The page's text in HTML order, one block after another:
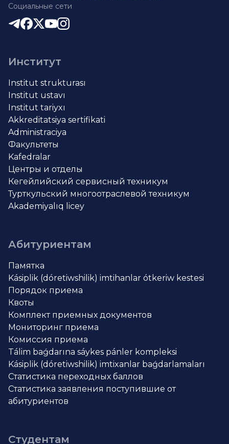
Социальные сети
Институт
Institut strukturası
Institut ustavı
Institut tariyxı
Akkreditatsiya sertifikati
Administraciya
Факультеты
Kafedralar
Центры и отделы
Кегейлийский сервисный техникум
Турткульский многоотраслевой техникум
Akademiyalıq licey
Абитуриентам
Памятка
Kásiplik (dóretiwshilik) imtihanlar ótkeriw kestesi
Порядок приема
Квоты
Комплект приемных документов
Мониторинг приема
Комиссия приема
Tálim baǵdarına sáykes pánler kompleksi
Kásiplik (dóretiwshilik) imtixanlar baǵdarlamaları
Статистика переходных баллов
Статистика заявления поступившие от
абитуриентов
Студентам